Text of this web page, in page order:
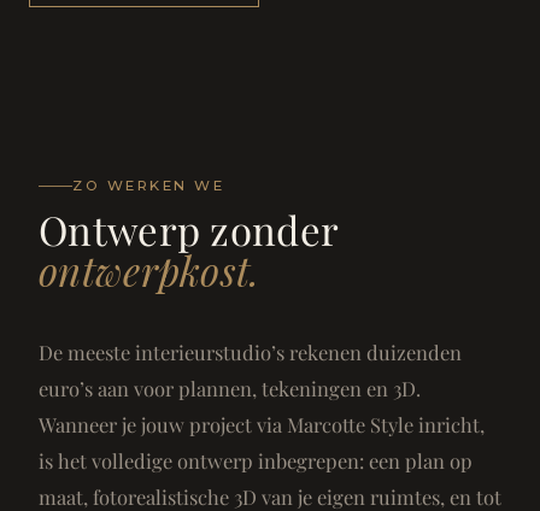
ZO WERKEN WE
Ontwerp zonder
ontwerpkost.
De meeste interieurstudio’s rekenen duizenden
euro’s aan voor plannen, tekeningen en 3D.
Wanneer je jouw project via Marcotte Style inricht,
is het volledige ontwerp inbegrepen: een plan op
maat, fotorealistische 3D van je eigen ruimtes, en tot